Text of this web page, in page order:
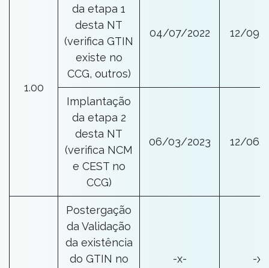
1.00
da etapa 1
desta NT
(verifica GTIN
existe no
CCG, outros)
04/07/2022 12/09/
Implantação
da etapa 2
desta NT
(verifica NCM
e CEST no
CCG)
06/03/2023 12/06/
Postergação
da Validação
da existência
do GTIN no
-x- -x-